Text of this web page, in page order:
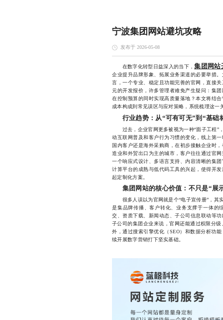
宁波集团网站避坑攻略
发布于 2026-05-08
在数字化转型日益深入的当下，集团网站
企业提升品牌形象、拓展业务渠道的必要举措
言，一个专业、稳定且功能完善的官网，直接
元的开发报价，许多管理者难免产生疑问：集
在控制预算的同时实现高质量落地？本文将结
成本构成到常见误区与应对策略，系统梳理这一
行业趋势：从“可有可无”到“基础
过去，企业官网更多被视为一种“面子工程”
动互联网普及和客户行为习惯的变化，线上第
国内客户还是海外采购商，在初步接触企业时
造业和外贸出口为主的城市，客户往往通过官
一个响应式设计、多语言支持、内容清晰的集
计算平台的成熟与低代码工具的兴起，使得开
起定制化方案。
集团网站的核心价值：不只是“展
很多人误以为官网就是个“电子宣传册”，其
是集品牌传播、客户转化、业务支撑于一体的
交、资质下载、新闻动态、子公司信息联动等
子公司的集团企业来说，官网还能通过权限分
外，通过搜索引擎优化（SEO）和数据分析功
续开展数字营销打下坚实基础。